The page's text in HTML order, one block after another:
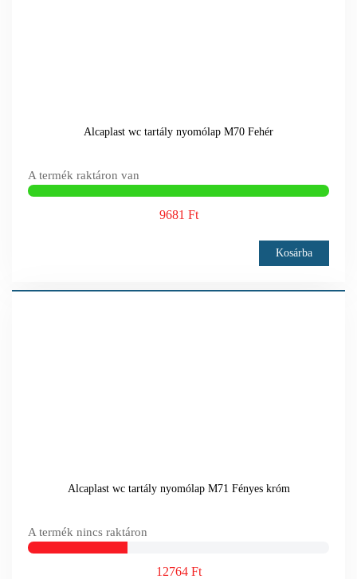
Alcaplast wc tartály nyomólap M70 Fehér
A termék raktáron van
9681 Ft
Kosárba
Alcaplast wc tartály nyomólap M71 Fényes króm
A termék nincs raktáron
12764 Ft